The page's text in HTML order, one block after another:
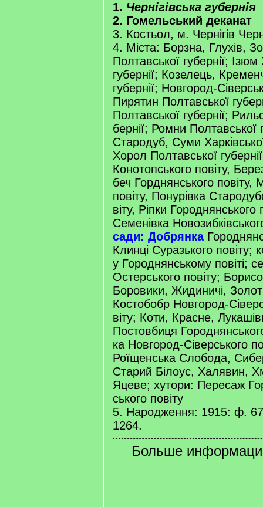
1. Чернігівська губернія
2. Гомельський деканат
3. Костьол, м. Чернігів
4. Міста: Борзна, Глухів,
Полтавської губернії; Ізюм
губернії; Козелець,
губернії; Новгород-
Пирятин Полтавської
Полтавської губернії;
бернії; Ромни Полтавської
Стародуб, Суми
Хорол Полтавської
Конотопського повіту,
беч Горднянського повіту,
повіту, Понурівка
віту, Ріпки Городнянського
Семенівка
сади: Добрянка
Клинці Суразького повіту;
у Городнянському повіті;
Остерського повіту;
Боровики, Жидиничі,
Костобобр Новгород-
віту; Коти, Красне,
Постовбиця
ка Новгород-Сіверського
Роїщенська Слобода,
Старий Білоус, Халявин,
Яцеве; хутори: Пересаж
ського повіту
5. Народження: 1915: ф.
1264.